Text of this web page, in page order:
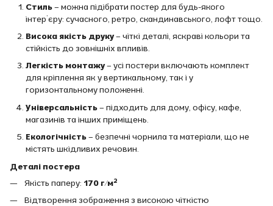
Стиль– можна підібрати постер для будь-якого
інтер’єру: сучасного, ретро, скандинавського, лофт тощо.
Висока якість друку– чіткі деталі, яскраві кольори та
стійкість до зовнішніх впливів.
Легкість монтажу– усі постери включають комплект
для кріплення як у вертикальному, так і у
горизонтальному положенні.
Універсальність– підходить для дому, офісу, кафе,
магазинів та інших приміщень.
Екологічність– безпечні чорнила та матеріали, що не
містять шкідливих речовин.
Деталі постера
Якість паперу: 170 г/м²
Відтворення зображення з високою чіткістю